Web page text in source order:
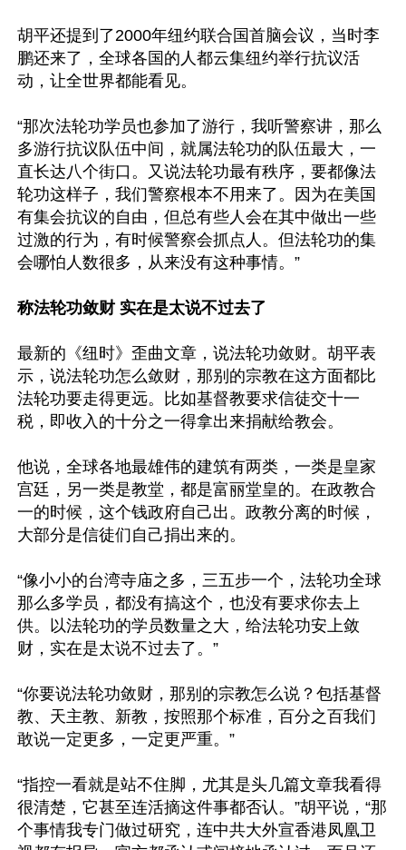
胡平还提到了2000年纽约联合国首脑会议，当时李
鹏还来了，全球各国的人都云集纽约举行抗议活
动，让全世界都能看见。
“那次法轮功学员也参加了游行，我听警察讲，那么
多游行抗议队伍中间，就属法轮功的队伍最大，一
直长达八个街口。又说法轮功最有秩序，要都像法
轮功这样子，我们警察根本不用来了。因为在美国
有集会抗议的自由，但总有些人会在其中做出一些
过激的行为，有时候警察会抓点人。但法轮功的集
会哪怕人数很多，从来没有这种事情。”
称法轮功敛财 实在是太说不过去了
最新的《纽时》歪曲文章，说法轮功敛财。胡平表
示，说法轮功怎么敛财，那别的宗教在这方面都比
法轮功要走得更远。比如基督教要求信徒交十一
税，即收入的十分之一得拿出来捐献给教会。
他说，全球各地最雄伟的建筑有两类，一类是皇家
宫廷，另一类是教堂，都是富丽堂皇的。在政教合
一的时候，这个钱政府自己出。政教分离的时候，
大部分是信徒们自己捐出来的。
“像小小的台湾寺庙之多，三五步一个，法轮功全球
那么多学员，都没有搞这个，也没有要求你去上
供。以法轮功的学员数量之大，给法轮功安上敛
财，实在是太说不过去了。”
“你要说法轮功敛财，那别的宗教怎么说？包括基督
教、天主教、新教，按照那个标准，百分之百我们
敢说一定更多，一定更严重。”
“指控一看就是站不住脚，尤其是头几篇文章我看得
很清楚，它甚至连活摘这件事都否认。”胡平说，“那
个事情我专门做过研究，连中共大外宣香港凤凰卫